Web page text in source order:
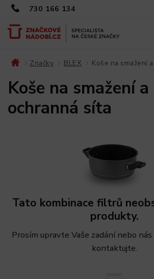
730 166 134
Značky BLEX Koše na smažení
Koše na smažení a
ochranná síta
Tato kombinace filtrů
produkty.
Prosím upravte Vaše zadání nebo
kontaktujte.